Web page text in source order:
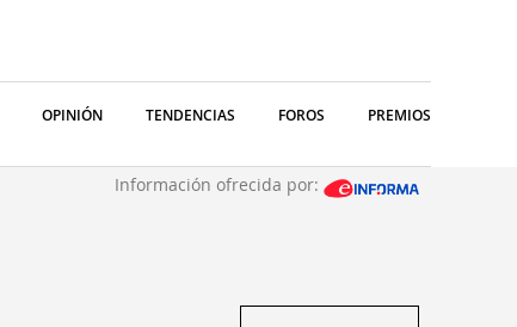
OPINIÓN TENDENCIAS FOROS PREMIOS
Información ofrecida por: